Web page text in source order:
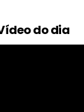
do dia